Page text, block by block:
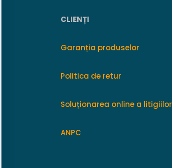
CLIENȚI
Garanția produselor
Politica de retur
Soluționarea online a litigiilor
ANPC